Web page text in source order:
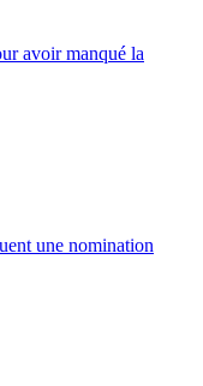
avoir manqué la
une nomination